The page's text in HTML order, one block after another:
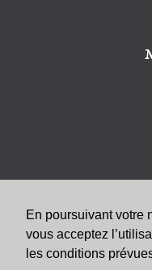
En poursuivant votre
vous acceptez
les conditions